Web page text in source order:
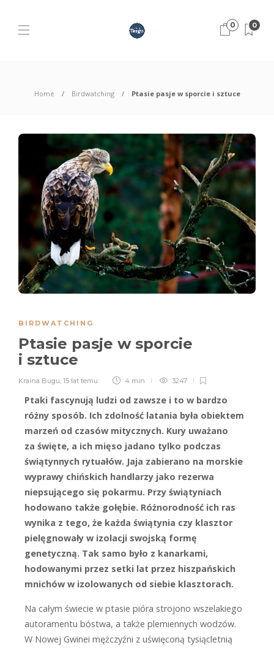
0 0
Home Birdwatching Ptasie pasje w sporcie i sztuce
BIRDWATCHING
Ptasie pasje w sporcie
i sztuce
Kraina Bugu, 15 lat temu 4 min 3247
Ptaki fascynują ludzi od zawsze i to w bardzo
różny sposób. Ich zdolność latania była obiektem
marzeń od czasów mitycznych. Kury uważano
za święte, a ich mięso jadano tylko podczas
świątynnych rytuałów. Jaja zabierano na morskie
wyprawy chińskich handlarzy jako rezerwa
niepsującego się pokarmu. Przy świątyniach
hodowano także gołębie. Różnorodność ich ras
wynika z tego, że każda świątynia czy klasztor
pielęgnowały w izolacji swojską formę
genetyczną. Tak samo było z kanarkami,
hodowanymi przez setki lat przez hiszpańskich
mnichów w izolowanych od siebie klasztorach.
Na całym świecie w ptasie pióra strojono wszelakiego
autoramentu bóstwa, a także plemiennych wodzów.
W Nowej Gwinei mężczyźni z uświęconą tysiącletnią